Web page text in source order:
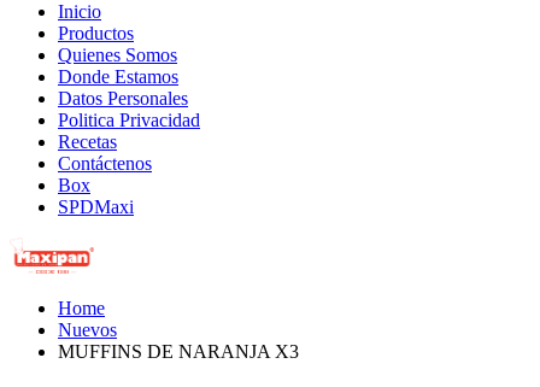
Inicio
Productos
Quienes Somos
Donde Estamos
Datos Personales
Politica Privacidad
Recetas
Contáctenos
Box
SPDMaxi
Home
Nuevos
MUFFINS DE NARANJA X3